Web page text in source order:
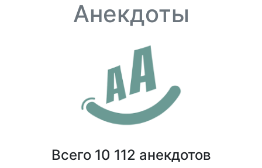
Анекдоты
Всего 10 112 анекдотов